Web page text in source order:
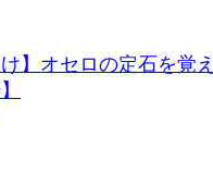
け】オセロの定石を覚え